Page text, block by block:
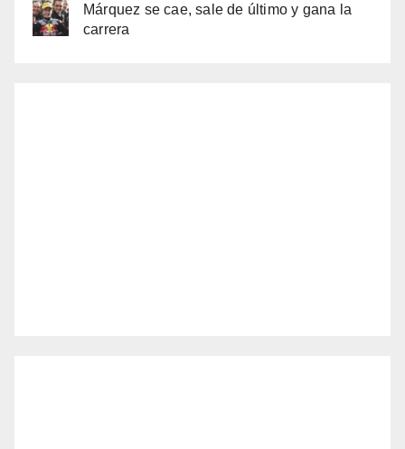
Márquez se cae, sale de último y gana la
carrera